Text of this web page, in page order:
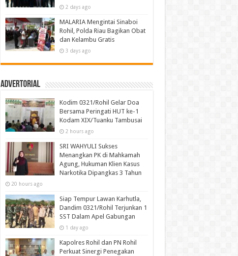
2 days ago
MALARIA Mengintai Sinaboi
Rohil, Polda Riau Bagikan Obat
dan Kelambu Gratis
3 days ago
Advertorial
Kodim 0321/Rohil Gelar Doa
Bersama Peringati HUT ke-1
Kodam XIX/Tuanku Tambusai
2 hours ago
SRI WAHYULI Sukses
Menangkan PK di Mahkamah
Agung, Hukuman Klien Kasus
Narkotika Dipangkas 3 Tahun
20 hours ago
Siap Tempur Lawan Karhutla,
Dandim 0321/Rohil Terjunkan 1
SST Dalam Apel Gabungan
1 day ago
Kapolres Rohil dan PN Rohil
Perkuat Sinergi Penegakan